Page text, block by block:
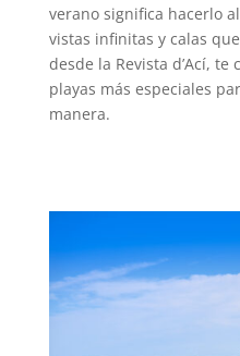
verano significa hacerlo
vistas infinitas y calas
desde la Revista d’Ací,
playas más especiales
manera.